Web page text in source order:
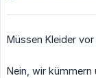
Müssen Kleider
Nein, wir kümmern